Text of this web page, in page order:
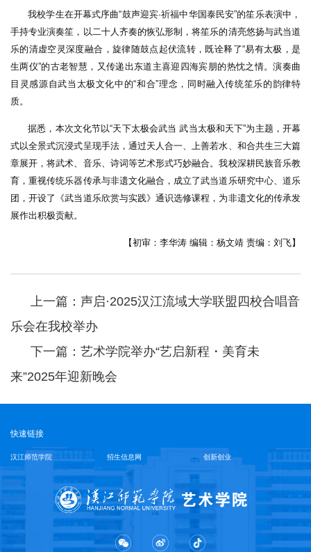
我校学生在开幕式序曲“鼓声迎宾·祈福中华国泰民安”的笙乐表演中，
手持专业演奏笙，以二十人齐奏的恢弘形制，将笙乐的清亮悠扬与武当道
乐的清虚空灵深度融合，旋律随鼓点起伏流转，既诠释了“易有太极，是
生两仪”的古老智慧，又传递出东道主喜迎四海宾朋的热忱之情。演奏曲
目灵感源自武当太极文化中的“和合”理念，同时融入传统笙乐的韵律特
质。
据悉，本次文化节以“天下太极会武当 武当太极和天下”为主题，开幕
式以全景式沉浸式呈现手法，通过天人合一、上善若水、和合共生三大篇
章展开，将武术、音乐、诗词等艺术形式巧妙融合。我校深耕民族音乐教
育，重视传统乐器传承与非遗文化融合，成立了武当道乐研究中心、道乐
团，开设了《武当道乐欣赏与实践》通识选修课程，为非遗文化的传承发
展作出积极贡献。
【初审：李华涛 编辑：杨文靖 责编：刘飞】
上一篇：声启·2025汉江流域大学联盟四校合唱音
乐会在我校举办
下一篇：艺术学院举办“艺启新程・美育未
来”2025年迎新晚会
快速链接
汉江师范学院 招生信息网 创新创业